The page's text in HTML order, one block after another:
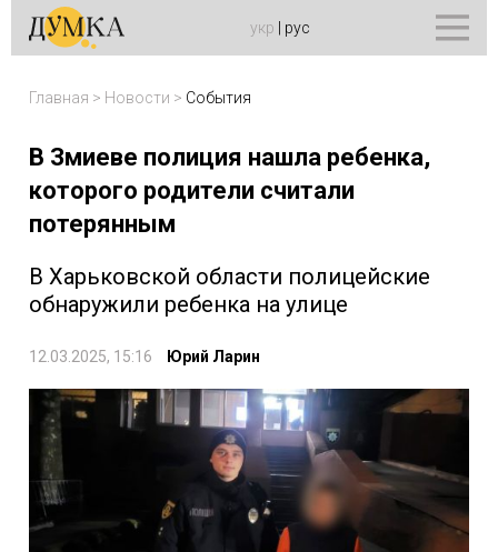
укр рус
Главная > Новости > События
В Змиеве полиция нашла ребенка,
которого родители считали
потерянным
В Харьковской области полицейские
обнаружили ребенка на улице
12.03.2025, 15:16 Юрий Ларин